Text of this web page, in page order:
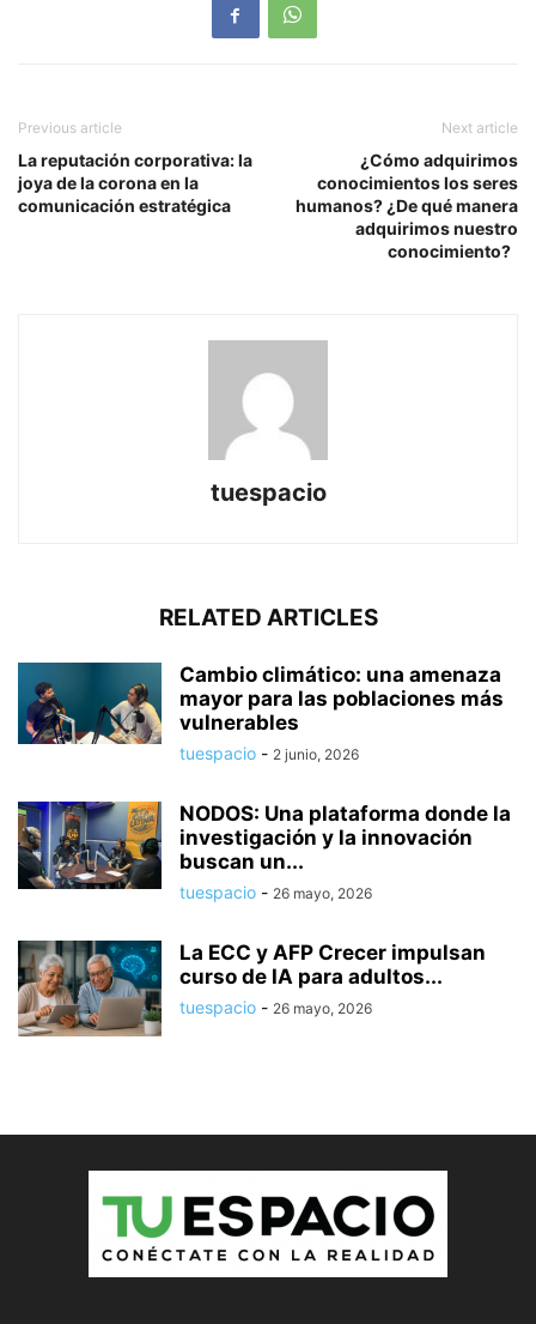
Previous article
La reputación corporativa: la
joya de la corona en la
comunicación estratégica
Next article
¿Cómo adquirimos
conocimientos los seres
humanos? ¿De qué manera
adquirimos nuestro
conocimiento?
tuespacio
RELATED ARTICLES
Cambio climático: una amenaza
mayor para las poblaciones más
vulnerables
tuespacio - 2 junio, 2026
NODOS: Una plataforma donde la
investigación y la innovación
buscan un...
tuespacio - 26 mayo, 2026
La ECC y AFP Crecer impulsan
curso de IA para adultos...
tuespacio - 26 mayo, 2026